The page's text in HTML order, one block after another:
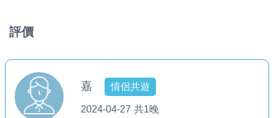
評價
嘉 情侶共遊
2024-04-27 共1晚